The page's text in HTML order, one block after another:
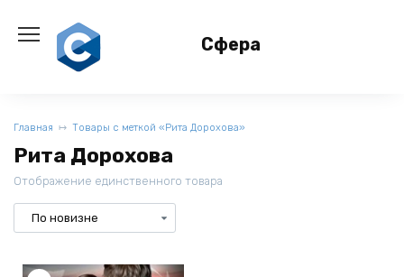
содержанию
Сфера
Главная Товары с меткой «Рита Дорохова»
Рита Дорохова
Отображение единственного товара